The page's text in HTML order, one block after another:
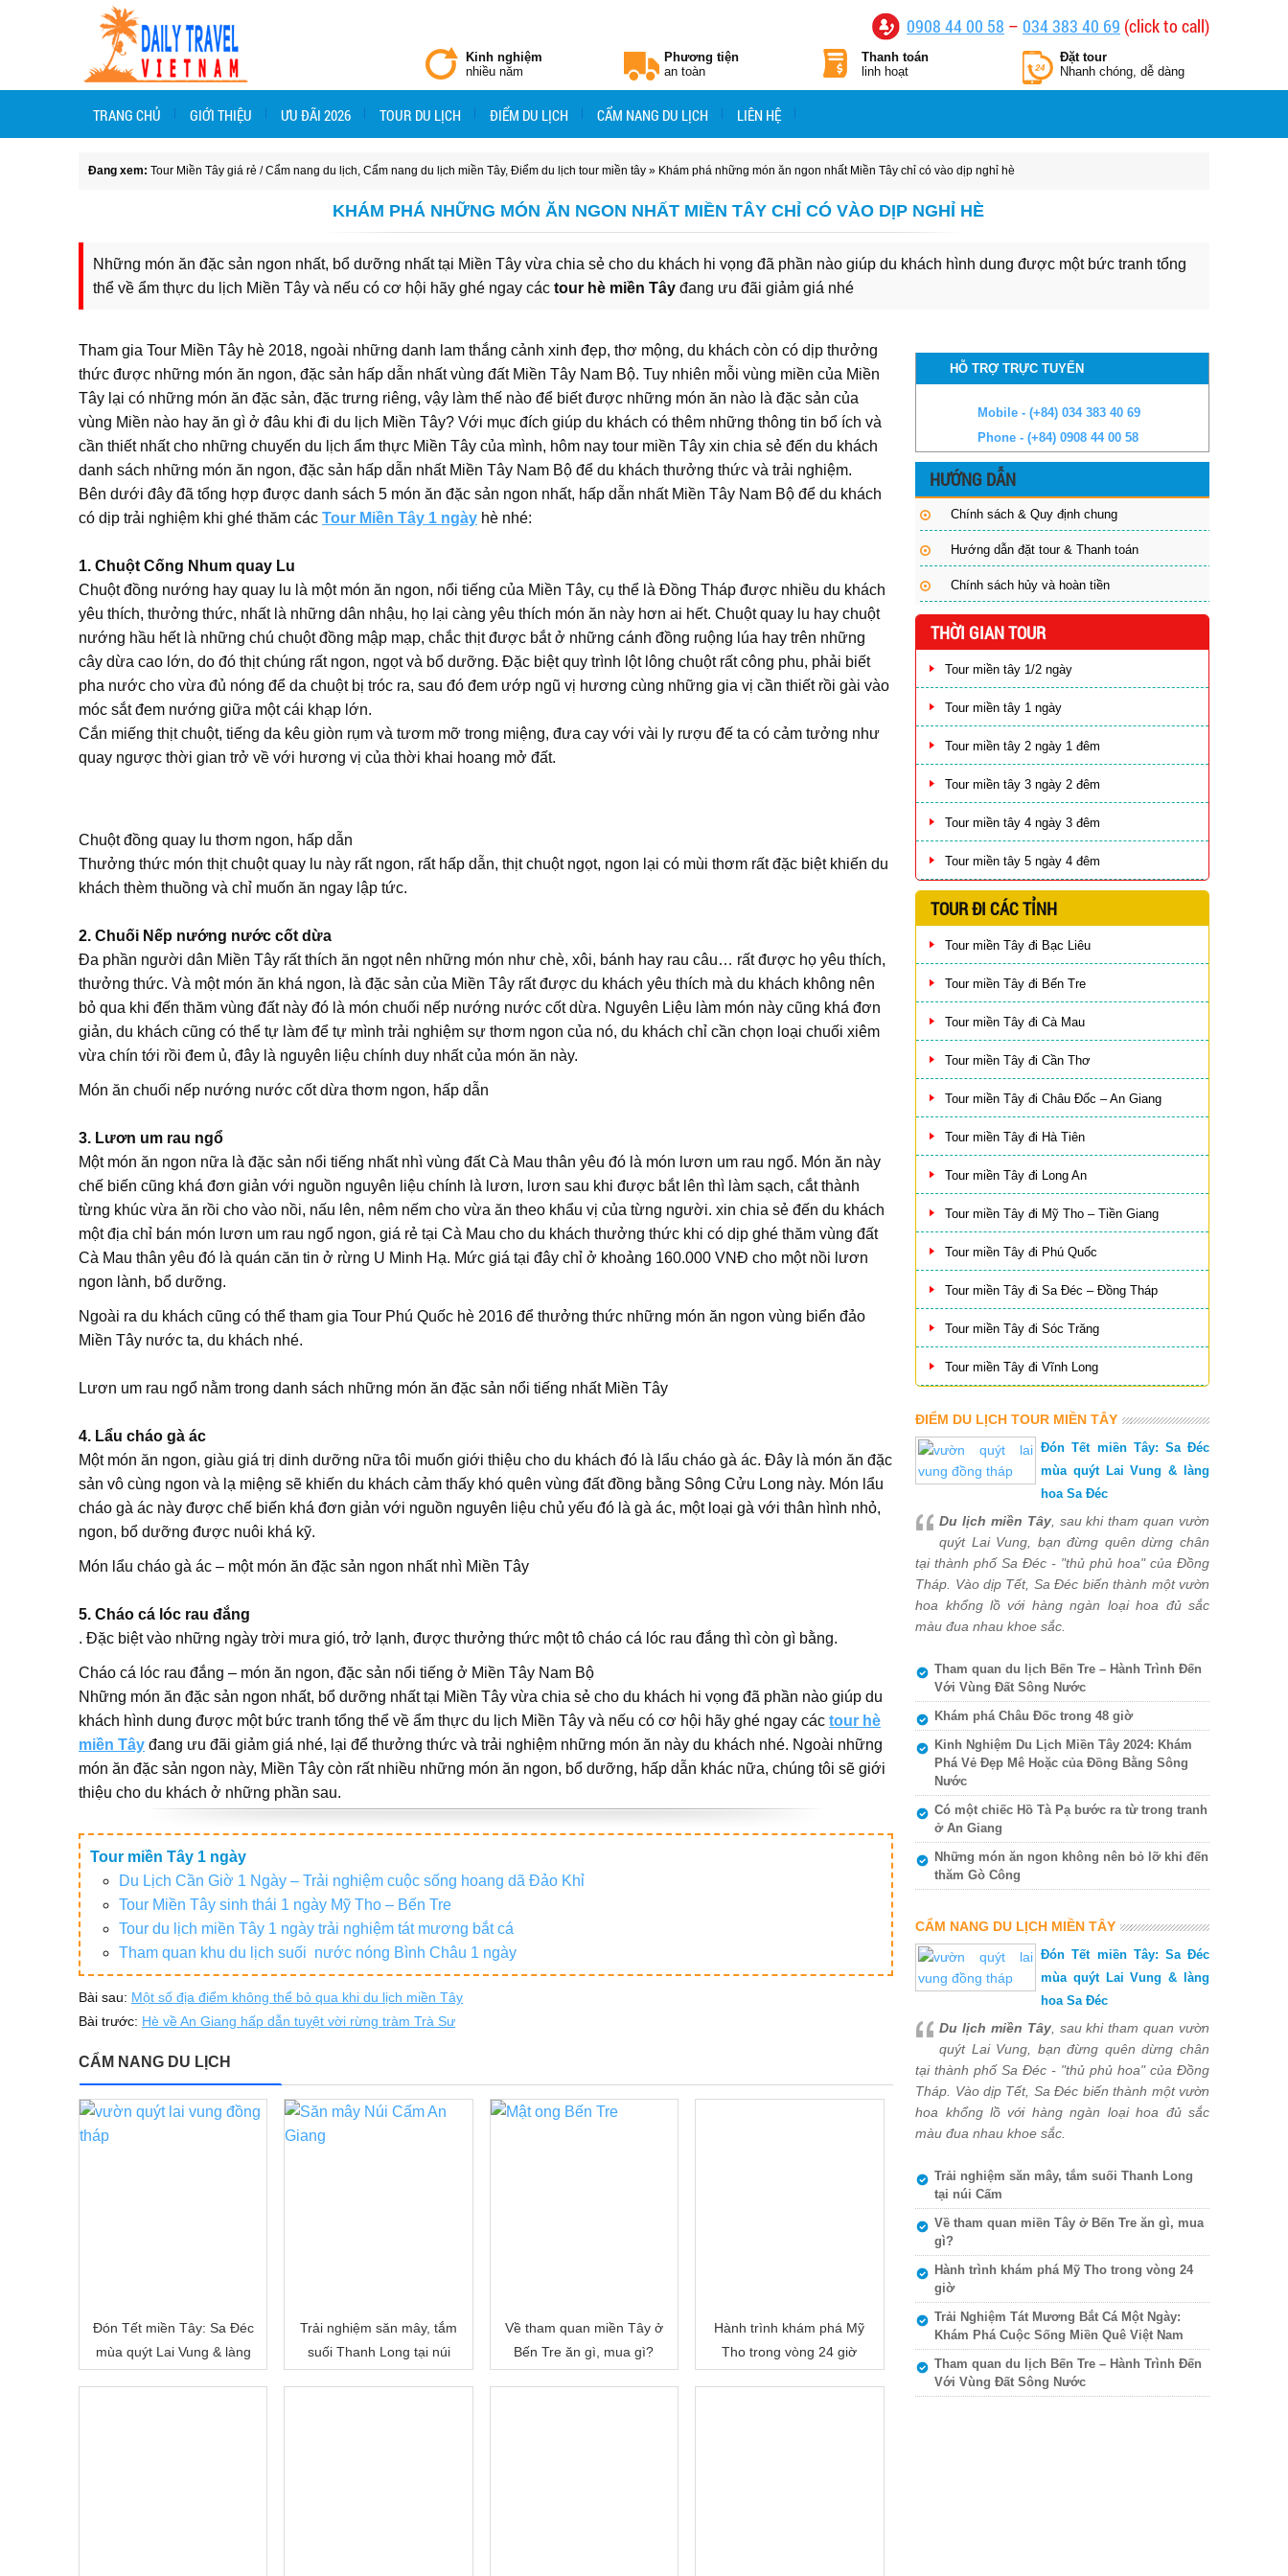
0908 44 00 58 – 034 383 40 69 (click to call)
Kinh nghiệm
nhiều năm
Phương tiện
an toàn
Thanh toán
linh hoạt
Đặt tour
Nhanh chóng, dễ dàng
TRANG CHỦ GIỚI THIỆU ƯU ĐÃI 2026 TOUR DU LỊCH ĐIỂM DU LỊCH CẨM NANG DU LỊCH LIÊN HỆ
Đang xem: Tour Miền Tây giá rẻ /Cẩm nang du lịch, Cẩm nang du lịch miền Tây, Điểm du lịch tour miền tây » Khám phá những món ăn ngon nhất Miền Tây chỉ có vào dịp nghỉ hè
KHÁM PHÁ NHỮNG MÓN ĂN NGON NHẤT MIỀN TÂY CHỈ CÓ VÀO DỊP NGHỈ HÈ
Những món ăn đặc sản ngon nhất, bổ dưỡng nhất tại Miền Tây vừa chia sẻ cho du khách hi vọng đã phần nào giúp du khách hình dung được một bức tranh tổng
thể về ẩm thực du lịch Miền Tây và nếu có cơ hội hãy ghé ngay các tour hè miền Tây đang ưu đãi giảm giá nhé
Tham gia Tour Miền Tây hè 2018, ngoài những danh lam thắng cảnh xinh đẹp, thơ mộng, du khách còn có dịp thưởng
thức được những món ăn ngon, đặc sản hấp dẫn nhất vùng đất Miền Tây Nam Bộ. Tuy nhiên mỗi vùng miền của Miền
Tây lại có những món ăn đặc sản, đặc trưng riêng, vậy làm thế nào để biết được những món ăn nào là đặc sản của
vùng Miền nào hay ăn gì ở đâu khi đi du lịch Miền Tây? Với mục đích giúp du khách có thêm những thông tin bổ ích và
cần thiết nhất cho những chuyến du lịch ẩm thực Miền Tây của mình, hôm nay tour miền Tây xin chia sẻ đến du khách
danh sách những món ăn ngon, đặc sản hấp dẫn nhất Miền Tây Nam Bộ để du khách thưởng thức và trải nghiệm.
Bên dưới đây đã tổng hợp được danh sách 5 món ăn đặc sản ngon nhất, hấp dẫn nhất Miền Tây Nam Bộ để du khách
có dịp trải nghiệm khi ghé thăm các Tour Miền Tây 1 ngày hè nhé:
1. Chuột Cống Nhum quay Lu
Chuột đồng nướng hay quay lu là một món ăn ngon, nổi tiếng của Miền Tây, cụ thể là Đồng Tháp được nhiều du khách
yêu thích, thưởng thức, nhất là những dân nhậu, họ lại càng yêu thích món ăn này hơn ai hết. Chuột quay lu hay chuột
nướng hầu hết là những chú chuột đồng mập mạp, chắc thịt được bắt ở những cánh đồng ruộng lúa hay trên những
cây dừa cao lớn, do đó thịt chúng rất ngon, ngọt và bổ dưỡng. Đặc biệt quy trình lột lông chuột rất công phu, phải biết
pha nước cho vừa đủ nóng để da chuột bị tróc ra, sau đó đem ướp ngũ vị hương cùng những gia vị cần thiết rồi gài vào
móc sắt đem nướng giữa một cái khạp lớn.
Cắn miếng thịt chuột, tiếng da kêu giòn rụm và tươm mỡ trong miệng, đưa cay với vài ly rượu đế ta có cảm tưởng như
quay ngược thời gian trở về với hương vị của thời khai hoang mở đất.
Chuột đồng quay lu thơm ngon, hấp dẫn
Thưởng thức món thịt chuột quay lu này rất ngon, rất hấp dẫn, thịt chuột ngọt, ngon lại có mùi thơm rất đặc biệt khiến du
khách thèm thuồng và chỉ muốn ăn ngay lập tức.
2. Chuối Nếp nướng nước cốt dừa
Đa phần người dân Miền Tây rất thích ăn ngọt nên những món như chè, xôi, bánh hay rau câu… rất được họ yêu thích,
thưởng thức. Và một món ăn khá ngon, là đặc sản của Miền Tây rất được du khách yêu thích mà du khách không nên
bỏ qua khi đến thăm vùng đất này đó là món chuối nếp nướng nước cốt dừa. Nguyên Liệu làm món này cũng khá đơn
giản, du khách cũng có thể tự làm để tự mình trải nghiệm sự thơm ngon của nó, du khách chỉ cần chọn loại chuối xiêm
vừa chín tới rồi đem ủ, đây là nguyên liệu chính duy nhất của món ăn này.
Món ăn chuối nếp nướng nước cốt dừa thơm ngon, hấp dẫn
3. Lươn um rau ngổ
Một món ăn ngon nữa là đặc sản nổi tiếng nhất nhì vùng đất Cà Mau thân yêu đó là món lươn um rau ngổ. Món ăn này
chế biến cũng khá đơn giản với nguồn nguyên liệu chính là lươn, lươn sau khi được bắt lên thì làm sạch, cắt thành
từng khúc vừa ăn rồi cho vào nồi, nấu lên, nêm nếm cho vừa ăn theo khẩu vị của từng người. xin chia sẻ đến du khách
một địa chỉ bán món lươn um rau ngổ ngon, giá rẻ tại Cà Mau cho du khách thưởng thức khi có dịp ghé thăm vùng đất
Cà Mau thân yêu đó là quán căn tin ở rừng U Minh Hạ. Mức giá tại đây chỉ ở khoảng 160.000 VNĐ cho một nồi lươn
ngon lành, bổ dưỡng.
Ngoài ra du khách cũng có thể tham gia Tour Phú Quốc hè 2016 để thưởng thức những món ăn ngon vùng biển đảo
Miền Tây nước ta, du khách nhé.
Lươn um rau ngổ nằm trong danh sách những món ăn đặc sản nổi tiếng nhất Miền Tây
4. Lẩu cháo gà ác
Một món ăn ngon, giàu giá trị dinh dưỡng nữa tôi muốn giới thiệu cho du khách đó là lẩu cháo gà ác. Đây là món ăn đặc
sản vô cùng ngon và lạ miệng sẽ khiến du khách cảm thấy khó quên vùng đất đồng bằng Sông Cửu Long này. Món lẩu
cháo gà ác này được chế biến khá đơn giản với nguồn nguyên liệu chủ yếu đó là gà ác, một loại gà với thân hình nhỏ,
ngon, bổ dưỡng được nuôi khá kỹ.
Món lẩu cháo gà ác – một món ăn đặc sản ngon nhất nhì Miền Tây
5. Cháo cá lóc rau đắng
. Đặc biệt vào những ngày trời mưa gió, trở lạnh, được thưởng thức một tô cháo cá lóc rau đắng thì còn gì bằng.
Cháo cá lóc rau đắng – món ăn ngon, đặc sản nổi tiếng ở Miền Tây Nam Bộ
Những món ăn đặc sản ngon nhất, bổ dưỡng nhất tại Miền Tây vừa chia sẻ cho du khách hi vọng đã phần nào giúp du
khách hình dung được một bức tranh tổng thể về ẩm thực du lịch Miền Tây và nếu có cơ hội hãy ghé ngay các tour hè
miền Tây đang ưu đãi giảm giá nhé, lại để thưởng thức và trải nghiệm những món ăn này du khách nhé. Ngoài những
món ăn đặc sản ngon này, Miền Tây còn rất nhiều những món ăn ngon, bổ dưỡng, hấp dẫn khác nữa, chúng tôi sẽ giới
thiệu cho du khách ở những phần sau.
Tour miền Tây 1 ngày
Du Lịch Cần Giờ 1 Ngày – Trải nghiệm cuộc sống hoang dã Đảo Khỉ
Tour Miền Tây sinh thái 1 ngày Mỹ Tho – Bến Tre
Tour du lịch miền Tây 1 ngày trải nghiệm tát mương bắt cá
Tham quan khu du lịch suối nước nóng Bình Châu 1 ngày
Bài sau: Một số địa điểm không thể bỏ qua khi du lịch miền Tây
Bài trước: Hè về An Giang hấp dẫn tuyệt vời rừng tràm Trà Sư
CẨM NANG DU LỊCH
Đón Tết miền Tây: Sa Đéc
mùa quýt Lai Vung & làng
Trải nghiệm săn mây, tắm
suối Thanh Long tại núi
Về tham quan miền Tây ở
Bến Tre ăn gì, mua gì?
Hành trình khám phá Mỹ
Tho trong vòng 24 giờ
HỖ TRỢ TRỰC TUYẾN
Mobile - (+84) 034 383 40 69
Phone - (+84) 0908 44 00 58
HƯỚNG DẪN
Chính sách & Quy định chung
Hướng dẫn đặt tour & Thanh toán
Chính sách hủy và hoàn tiền
THỜI GIAN TOUR
Tour miền tây 1/2 ngày
Tour miền tây 1 ngày
Tour miền tây 2 ngày 1 đêm
Tour miền tây 3 ngày 2 đêm
Tour miền tây 4 ngày 3 đêm
Tour miền tây 5 ngày 4 đêm
TOUR ĐI CÁC TỈNH
Tour miền Tây đi Bạc Liêu
Tour miền Tây đi Bến Tre
Tour miền Tây đi Cà Mau
Tour miền Tây đi Cần Thơ
Tour miền Tây đi Châu Đốc – An Giang
Tour miền Tây đi Hà Tiên
Tour miền Tây đi Long An
Tour miền Tây đi Mỹ Tho – Tiền Giang
Tour miền Tây đi Phú Quốc
Tour miền Tây đi Sa Đéc – Đồng Tháp
Tour miền Tây đi Sóc Trăng
Tour miền Tây đi Vĩnh Long
ĐIỂM DU LỊCH TOUR MIỀN TÂY
Đón Tết miền Tây: Sa Đéc
mùa quýt Lai Vung & làng
hoa Sa Đéc
Du lịch miền Tây, sau khi tham quan vườn
quýt Lai Vung, bạn đừng quên dừng chân
tại thành phố Sa Đéc - "thủ phủ hoa" của Đồng
Tháp. Vào dịp Tết, Sa Đéc biến thành một vườn
hoa khổng lồ với hàng ngàn loại hoa đủ sắc
màu đua nhau khoe sắc.
Tham quan du lịch Bến Tre – Hành Trình Đến
Với Vùng Đất Sông Nước
Khám phá Châu Đốc trong 48 giờ
Kinh Nghiệm Du Lịch Miền Tây 2024: Khám
Phá Vẻ Đẹp Mê Hoặc của Đồng Bằng Sông
Nước
Có một chiếc Hồ Tà Pạ bước ra từ trong tranh
ở An Giang
Những món ăn ngon không nên bỏ lỡ khi đến
thăm Gò Công
CẨM NANG DU LỊCH MIỀN TÂY
Đón Tết miền Tây: Sa Đéc
mùa quýt Lai Vung & làng
hoa Sa Đéc
Du lịch miền Tây, sau khi tham quan vườn
quýt Lai Vung, bạn đừng quên dừng chân
tại thành phố Sa Đéc - "thủ phủ hoa" của Đồng
Tháp. Vào dịp Tết, Sa Đéc biến thành một vườn
hoa khổng lồ với hàng ngàn loại hoa đủ sắc
màu đua nhau khoe sắc.
Trải nghiệm săn mây, tắm suối Thanh Long
tại núi Cấm
Về tham quan miền Tây ở Bến Tre ăn gì, mua
gì?
Hành trình khám phá Mỹ Tho trong vòng 24
giờ
Trải Nghiệm Tát Mương Bắt Cá Một Ngày:
Khám Phá Cuộc Sống Miền Quê Việt Nam
Tham quan du lịch Bến Tre – Hành Trình Đến
Với Vùng Đất Sông Nước